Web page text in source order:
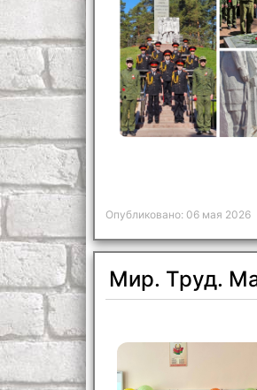
Опубликовано: 06 мая 2026
Мир. Труд.